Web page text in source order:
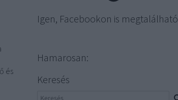
és
Igen, Facebookon is megtalálható
Hamarosan:
Keresés